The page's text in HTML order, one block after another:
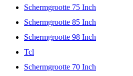
Schermgrootte 75 Inch
Schermgrootte 85 Inch
Schermgrootte 98 Inch
Tcl
Schermgrootte 70 Inch